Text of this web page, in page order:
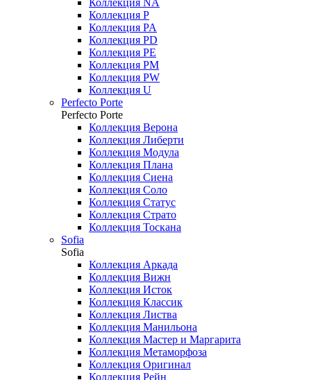
Коллекция NA
Коллекция P
Коллекция PA
Коллекция PD
Коллекция PE
Коллекция PM
Коллекция PW
Коллекция U
Perfecto Porte
Perfecto Porte
Коллекция Верона
Коллекция Либерти
Коллекция Модула
Коллекция Плана
Коллекция Сиена
Коллекция Соло
Коллекция Статус
Коллекция Страто
Коллекция Тоскана
Sofia
Sofia
Коллекция Аркада
Коллекция Вижн
Коллекция Исток
Коллекция Классик
Коллекция Листва
Коллекция Манильона
Коллекция Мастер и Маргарита
Коллекция Метаморфоза
Коллекция Оригинал
Коллекция Рейн